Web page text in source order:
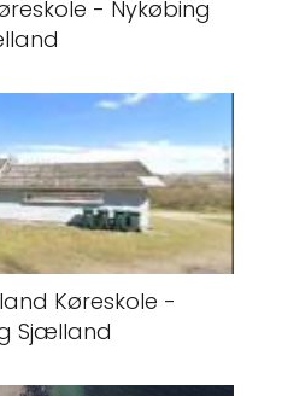
- Nykøbing
Køreskole -
Sjælland